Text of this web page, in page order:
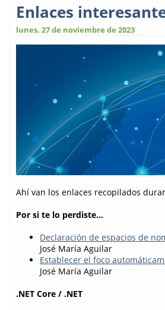
Enlaces
lunes, 27 de noviembre de 2023
Ahí van los enlaces recopilados
Por si te lo perdiste...
Declaración de espacios de
José María Aguilar
Establecer el foco
José María Aguilar
.NET Core / .NET